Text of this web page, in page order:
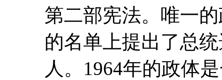
第二部宪法。唯一
的名单上提出了总
人。1964年的政体